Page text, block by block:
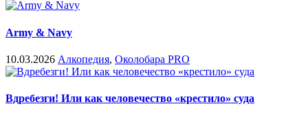
Army & Navy
10.03.2026 Алкопедия, Околобара PRO
Вдребезги! Или как человечество «крестило» суда